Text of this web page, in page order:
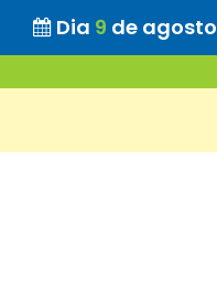
Dia 9 de agosto